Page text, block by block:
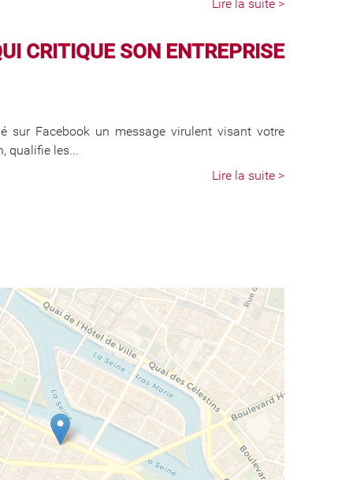
Lire la suite >
CRITIQUE SON ENTREPRISE
sur Facebook un message virulent visant votre
qualifie les...
Lire la suite >